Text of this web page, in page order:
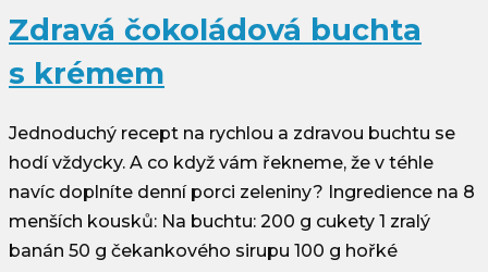
Zdravá čokoládová buchta
s krémem
Jednoduchý recept na rychlou a zdravou buchtu se
hodí vždycky. A co když vám řekneme, že v téhle
navíc doplníte denní porci zeleniny? Ingredience na 8
menších kousků: Na buchtu: 200 g cukety 1 zralý
banán 50 g čekankového sirupu 100 g hořké